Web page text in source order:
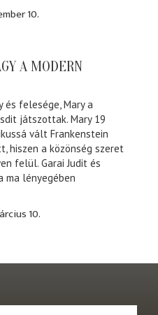
10.
A MODERN
és felesége, Mary a
játszottak. Mary 19
vált Frankenstein
hiszen a közönség szeret
felül. Garai Judit és
ma lényegében
10.